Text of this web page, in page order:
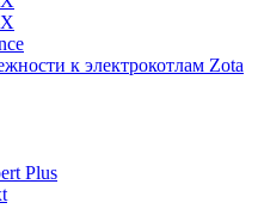
к электрокотлам Zota
Plus